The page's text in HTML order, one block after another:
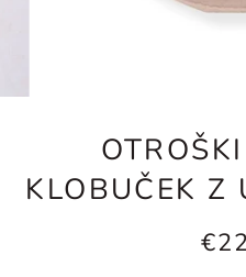
KLOBUČEK Z